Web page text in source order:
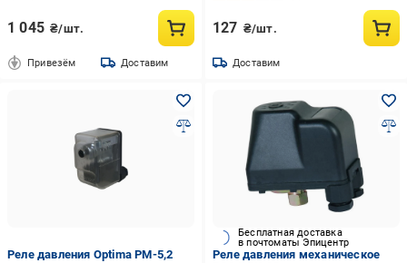
1 045 ₴/шт.
Привезём Доставим
127 ₴/шт.
Доставим
Реле давления Optima PM-5,2
Бесплатная доставка
в почтоматы Эпицентр
Реле давления механическое